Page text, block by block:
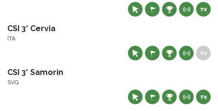
CSI 3* Cervia
ITA
CSI 3* Samorin
SVQ